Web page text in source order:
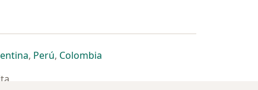
pestaña
nueva pestaña
en una nueva pestaña
se abre en una nueva pestaña
, Perúse abre en una nueva pestaña
, Colombiase abre en una nueva pestaña